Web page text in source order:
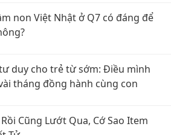
non Việt Nhật ở Q7 có đáng để
duy cho trẻ từ sớm: Điều mình
tháng đồng hành cùng con
Cũng Lướt Qua, Cớ Sao Item